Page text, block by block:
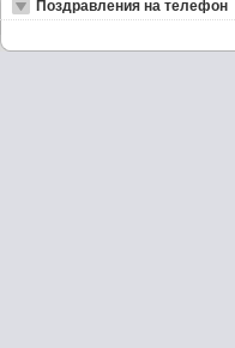
Поздравления на телефон